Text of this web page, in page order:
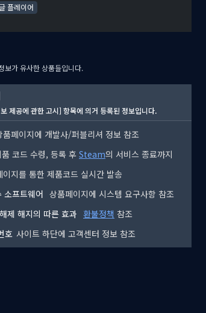
플레이어
보가 유사한 상품들입니다.
제공에 관한 고시] 항목에 의거 등록된 정보입니다.
품페이지에 개발사/퍼블리셔 정보 참조
코드 수령, 등록 후 Steam의 서비스 종료까지
이지를 통한 제품코드 실시간 발송
소프트웨어 상품페이지에 시스템 요구사항 참조
제 해지의 따른 효과 환불정책 참조
호 사이트 하단에 고객센터 정보 참조